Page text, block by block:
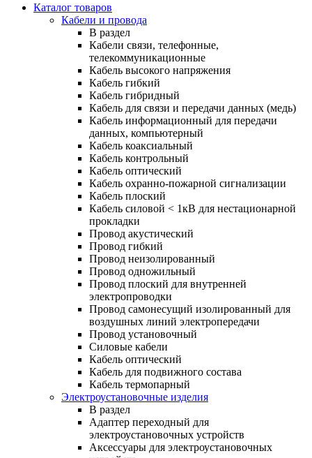
Каталог товаров
Кабели и провода
В раздел
Кабели связи, телефонные,
телекоммуникационные
Кабель высокого напряжения
Кабель гибкий
Кабель гибридный
Кабель для связи и передачи данных (медь)
Кабель информационный для передачи
данных, компьютерный
Кабель коаксиальный
Кабель контрольный
Кабель оптический
Кабель охранно-пожарной сигнализации
Кабель плоский
Кабель силовой < 1кВ для нестационарной
прокладки
Провод акустический
Провод гибкий
Провод неизолированный
Провод одножильный
Провод плоский для внутренней
электропроводки
Провод самонесущий изолированный для
воздушных линий электропередачи
Провод установочный
Силовые кабели
Кабель оптический
Кабель для подвижного состава
Кабель термопарный
Электроустановочные изделия
В раздел
Адаптер переходный для
электроустановочных устройств
Аксессуары для электроустановочных